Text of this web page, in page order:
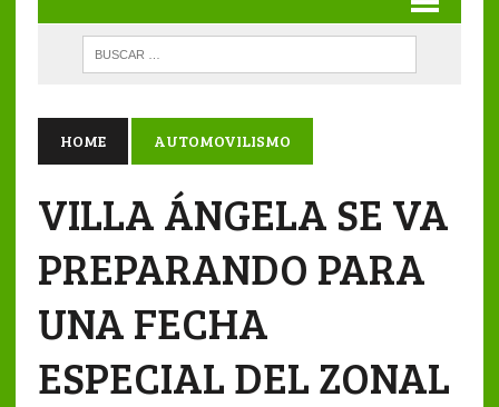
HOME AUTOMOVILISMO
VILLA ÁNGELA SE VA
PREPARANDO PARA
UNA FECHA
ESPECIAL DEL ZONAL